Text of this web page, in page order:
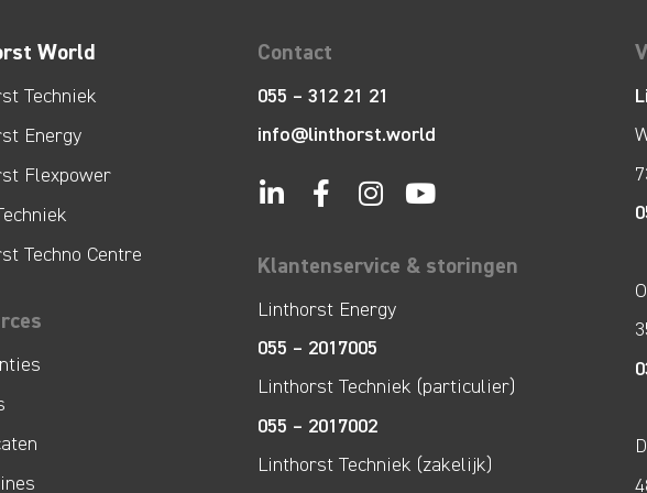
World
Techniek
Energy
Flexpower
Techno Centre
Contact
055 – 312 21 21
info@linthorst.world
Klantenservice & storingen
Linthorst Energy
055 – 2017005
Linthorst Techniek (particulier)
055 – 2017002
Linthorst Techniek (zakelijk)